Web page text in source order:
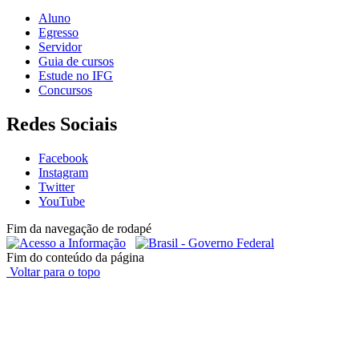
Aluno
Egresso
Servidor
Guia de cursos
Estude no IFG
Concursos
Redes Sociais
Facebook
Instagram
Twitter
YouTube
Fim da navegação de rodapé
Fim do conteúdo da página
Voltar para o topo